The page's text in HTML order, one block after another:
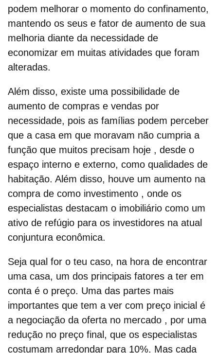
podem melhorar o momento do confinamento,
mantendo os seus e fator de aumento de sua
melhoria diante da necessidade de
economizar em muitas atividades que foram
alteradas.
Além disso, existe uma possibilidade de
aumento de compras e vendas por
necessidade, pois as famílias podem perceber
que a casa em que moravam não cumpria a
função que muitos precisam hoje , desde o
espaço interno e externo, como qualidades de
habitação. Além disso, houve um aumento na
compra de como investimento , onde os
especialistas destacam o imobiliário como um
ativo de refúgio para os investidores na atual
conjuntura econômica.
Seja qual for o teu caso, na hora de encontrar
uma casa, um dos principais fatores a ter em
conta é o preço. Uma das partes mais
importantes que tem a ver com preço inicial é
a negociação da oferta no mercado , por uma
redução no preço final, que os especialistas
costumam arredondar para 10%. Mas cada